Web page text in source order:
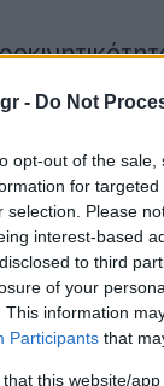
- Do Not
opt-out of the
for
selection. Please
interest-based
to third
of your
This information
Participants that
that this website/
της
της ελαφρών...